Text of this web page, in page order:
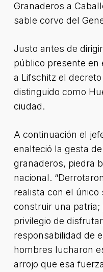
Granaderos a
sable corvo del
Justo antes de
público presente en
a Lifschitz el
distinguido como
ciudad.
A continuación el
enalteció la gesta
granaderos, piedra
nacional.
realista con el único
construir una patria;
privilegio de
responsabilidad de
hombres lucharon
arrojo que esa